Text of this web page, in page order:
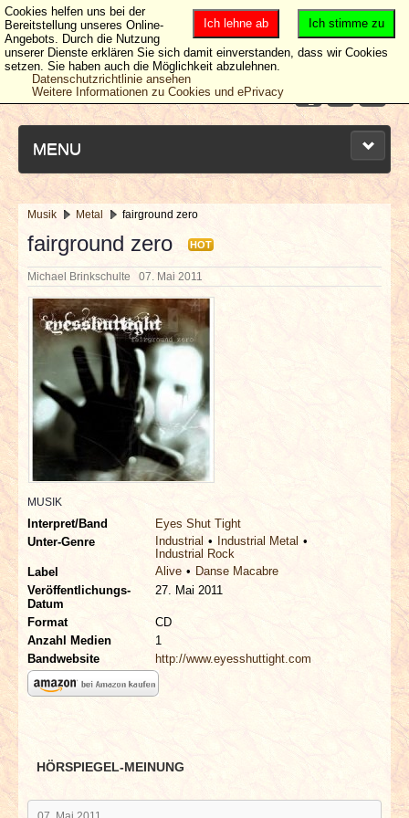
MENU
NEUESTE ARTIKEL
NEWS & DATES
BERICHTE
VERLOSUNGEN
INTERVIEWS
SPECIALS
REDAKTION
ARCHIV
Musik Metal fairground zero
fairground zero HOT
Michael Brinkschulte 07. Mai 2011
MUSIK
Interpret/Band
Eyes Shut Tight
Unter-Genre
Industrial
Industrial Metal
Industrial Rock
Label
Alive
Danse Macabre
Veröffentlichungs-
Datum
27. Mai 2011
Format
CD
Anzahl Medien
1
Bandwebsite
http://www.eyesshuttight.com
HÖRSPIEGEL-MEINUNG
Ich stimme zu
Ich lehne ab
Cookies helfen uns bei der
Bereitstellung unseres Online-
Angebots. Durch die Nutzung
unserer Dienste erklären Sie sich damit einverstanden, dass wir Cookies
setzen. Sie haben auch die Möglichkeit abzulehnen.
Datenschutzrichtlinie ansehen
Weitere Informationen zu Cookies und ePrivacy